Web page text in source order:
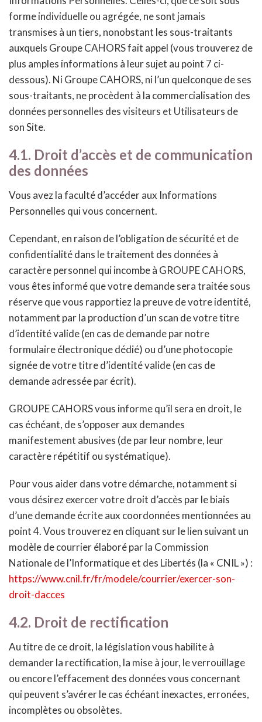
forme individuelle ou agrégée, ne sont jamais
transmises à un tiers, nonobstant les sous-traitants
auxquels Groupe CAHORS fait appel (vous trouverez de
plus amples informations à leur sujet au point 7 ci-
dessous). Ni Groupe CAHORS, ni l’un quelconque de ses
sous-traitants, ne procèdent à la commercialisation des
données personnelles des visiteurs et Utilisateurs de
son Site.
4.1. Droit d’accès et de communication
des données
Vous avez la faculté d’accéder aux Informations
Personnelles qui vous concernent.
Cependant, en raison de l’obligation de sécurité et de
confidentialité dans le traitement des données à
caractère personnel qui incombe à GROUPE CAHORS,
vous êtes informé que votre demande sera traitée sous
réserve que vous rapportiez la preuve de votre identité,
notamment par la production d’un scan de votre titre
d’identité valide (en cas de demande par notre
formulaire électronique dédié) ou d’une photocopie
signée de votre titre d’identité valide (en cas de
demande adressée par écrit).
GROUPE CAHORS vous informe qu’il sera en droit, le
cas échéant, de s’opposer aux demandes
manifestement abusives (de par leur nombre, leur
caractère répétitif ou systématique).
Pour vous aider dans votre démarche, notamment si
vous désirez exercer votre droit d’accès par le biais
d’une demande écrite aux coordonnées mentionnées au
point 4. Vous trouverez en cliquant sur le lien suivant un
modèle de courrier élaboré par la Commission
Nationale de l’Informatique et des Libertés (la « CNIL ») :
https://www.cnil.fr/fr/modele/courrier/exercer-son-
droit-dacces
4.2. Droit de rectification
Au titre de ce droit, la législation vous habilite à
demander la rectification, la mise à jour, le verrouillage
ou encore l’effacement des données vous concernant
qui peuvent s’avérer le cas échéant inexactes, erronées,
incomplètes ou obsolètes.